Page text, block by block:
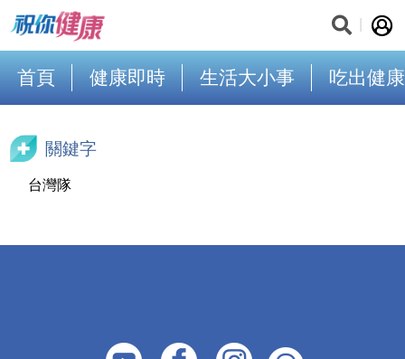
首頁 健康即時 生活大小事 吃出健康
關鍵字
台灣隊